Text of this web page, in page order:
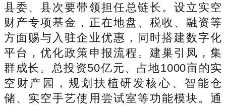
县委、县次要带领担任总链长。设立实空
财产专项基金，正在地盘、税收、融资等
方面赐与入驻企业优惠，同时搭建数字化
平台，优化政策申报流程。建巢引凤，集
群成长。总投资50亿元、占地1000亩的实
空财产园，规划扶植研发核心、智能仓
储、实空手艺使用尝试室等功能模块。通